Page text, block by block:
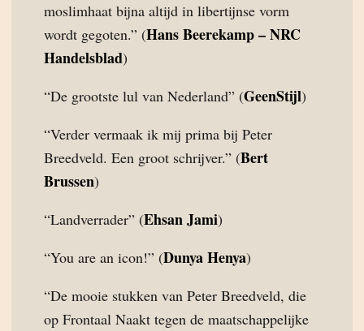
moslimhaat bijna altijd in libertijnse vorm
wordt gegoten.” (Hans Beerekamp – NRC
Handelsblad)
“De grootste lul van Nederland” (GeenStijl)
“Verder vermaak ik mij prima bij Peter
Breedveld. Een groot schrijver.” (Bert
Brussen)
“Landverrader” (Ehsan Jami)
“You are an icon!” (Dunya Henya)
“De mooie stukken van Peter Breedveld, die
op Frontaal Naakt tegen de maatschappelijke